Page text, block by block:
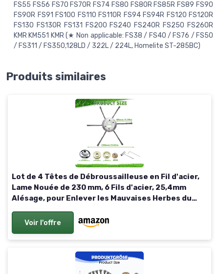
FS55 FS56 FS70 FS70R FS74 FS80 FS80R FS85R FS89 FS90
FS90R FS91 FS100 FS110 FS110R FS94 FS94R FS120 FS120R
FS130 FS130R FS131 FS200 FS240 FS240R FS250 FS260R
KMR KM551 KMR (★ Non applicable: FS38 / FS40 / FS76 / FS50
/ FS311 / FS350,128LD / 322L / 224L, Homelite ST-285BC)
Produits similaires
Lot de 4 Têtes de Débroussailleuse en Fil d'acier,
Lame Nouée de 230 mm, 6 Fils d'acier, 25,4mm
Alésage, pour Enlever les Mauvaises Herbes du
Voir l'offre